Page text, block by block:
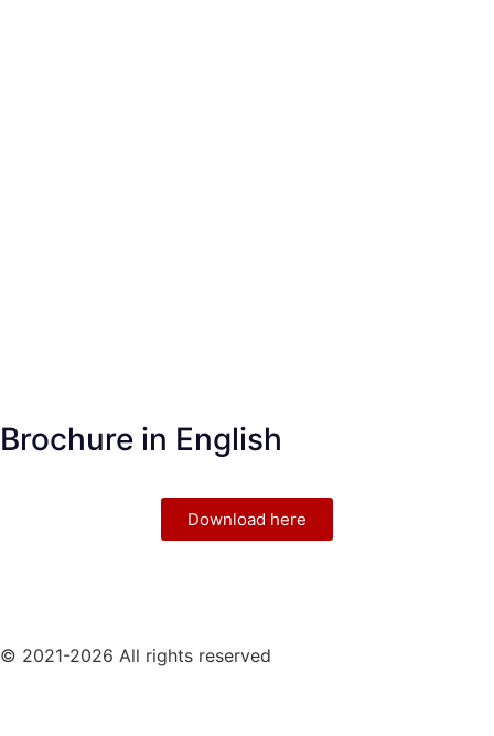
Brochure in English
Download here
© 2021-2026 All rights reserved